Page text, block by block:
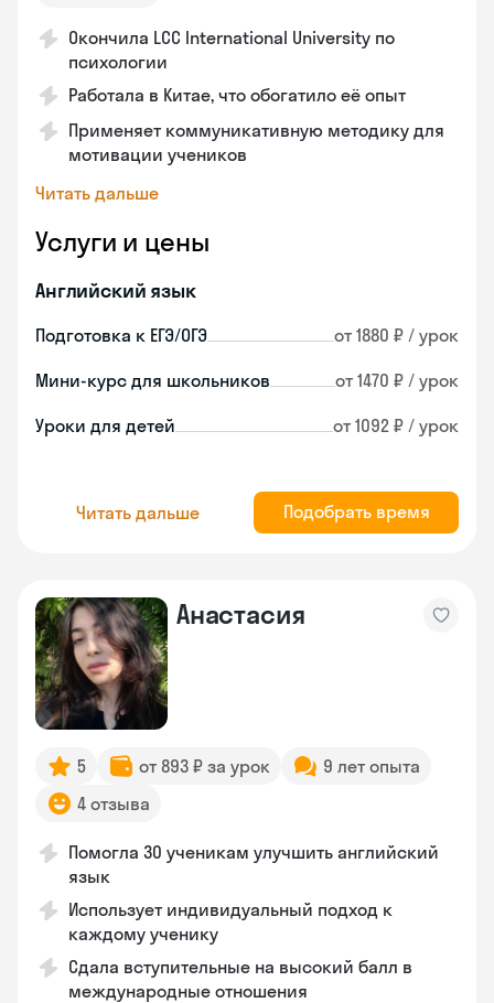
Окончила LCC International University по
психологии
Работала в Китае, что обогатило её опыт
Применяет коммуникативную методику для
мотивации учеников
Читать дальше
Услуги и цены
Английский язык
Подготовка к ЕГЭ/ОГЭ от 1880 ₽ / урок
Мини-курс для школьников от 1470 ₽ / урок
Уроки для детей от 1092 ₽ / урок
Читать дальше Подобрать время
Анастасия
5 от 893 ₽ за урок
9 лет опыта
4 отзыва
Помогла 30 ученикам улучшить английский
язык
Использует индивидуальный подход к
каждому ученику
Сдала вступительные на высокий балл в
международные отношения